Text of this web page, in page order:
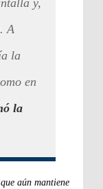
y,
. A
la
en
la
aún mantiene